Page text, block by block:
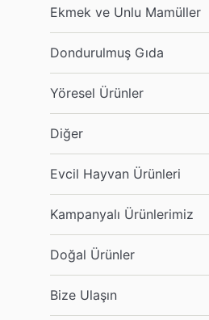
Ekmek ve Unlu Mamüller
Dondurulmuş Gıda
Yöresel Ürünler
Diğer
Evcil Hayvan Ürünleri
Kampanyalı Ürünlerimiz
Doğal Ürünler
Bize Ulaşın